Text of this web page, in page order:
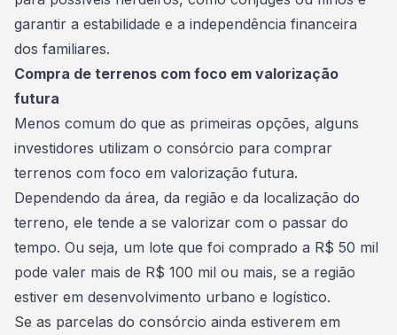
garantir a estabilidade e a independência financeira
dos familiares.
Compra de terrenos com foco em valorização
futura
Menos comum do que as primeiras opções, alguns
investidores utilizam o consórcio para comprar
terrenos com foco em valorização futura.
Dependendo da área, da região e da localização do
terreno, ele tende a se valorizar com o passar do
tempo. Ou seja, um lote que foi comprado a R$ 50 mil
pode valer mais de R$ 100 mil ou mais, se a região
estiver em desenvolvimento urbano e logístico.
Se as parcelas do consórcio ainda estiverem em